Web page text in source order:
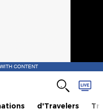
CONTENT
d'Travelers